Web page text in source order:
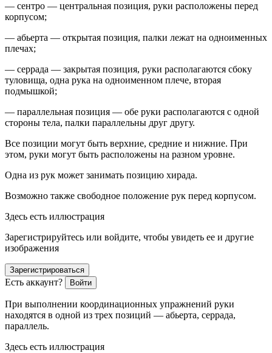
— сентро — центральная позиция, руки расположены перед
корпусом;
— абьерта — открытая позиция, палки лежат на одноименных
плечах;
— серрада — закрытая позиция, руки располагаются сбоку
туловища, одна рука на одноименном плече, вторая
подмышкой;
— параллельная позиция — обе руки располагаются с одной
стороны тела, палки параллельны друг другу.
Все позиции могут быть верхние, средние и нижние. При
этом, руки могут быть расположены на разном уровне.
Одна из рук может занимать позицию хирада.
Возможно также свободное положение рук перед корпусом.
Здесь есть иллюстрация
Зарегистрируйтесь или войдите, чтобы увидеть ее и другие
изображения
Зарегистрироваться
Есть аккаунт? Войти
При выполнении координационных упражнений руки
находятся в одной из трех позиций — абьерта, серрада,
параллель.
Здесь есть иллюстрация